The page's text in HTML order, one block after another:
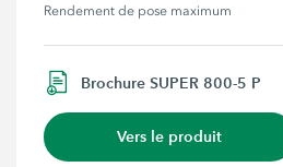
Rendement de pose maximum
Brochure SUPER 800-5 P
Vers le produit